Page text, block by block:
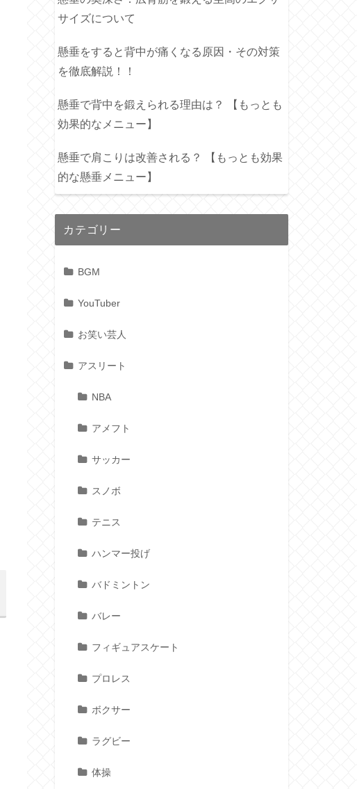
サイズについて
懸垂をすると背中が痛くなる原因・その対策
を徹底解説！！
懸垂で背中を鍛えられる理由は？ 【もっとも
効果的なメニュー】
懸垂で肩こりは改善される？ 【もっとも効果
的な懸垂メニュー】
カテゴリー
BGM
YouTuber
お笑い芸人
アスリート
NBA
アメフト
サッカー
スノボ
テニス
ハンマー投げ
バドミントン
バレー
フィギュアスケート
プロレス
ボクサー
ラグビー
体操